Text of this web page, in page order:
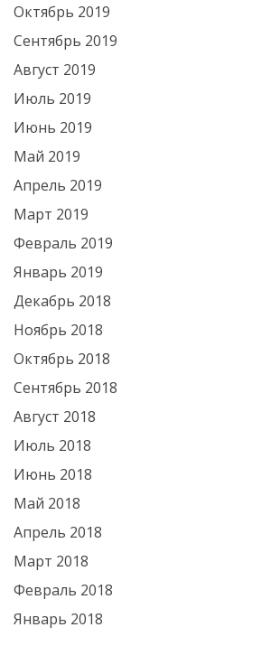
Октябрь 2019
Сентябрь 2019
Август 2019
Июль 2019
Июнь 2019
Май 2019
Апрель 2019
Март 2019
Февраль 2019
Январь 2019
Декабрь 2018
Ноябрь 2018
Октябрь 2018
Сентябрь 2018
Август 2018
Июль 2018
Июнь 2018
Май 2018
Апрель 2018
Март 2018
Февраль 2018
Январь 2018